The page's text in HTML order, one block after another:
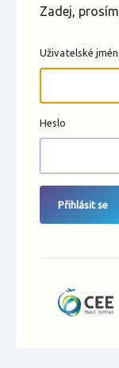
Zadej,
Uživatelské
Heslo
Přihlásit se